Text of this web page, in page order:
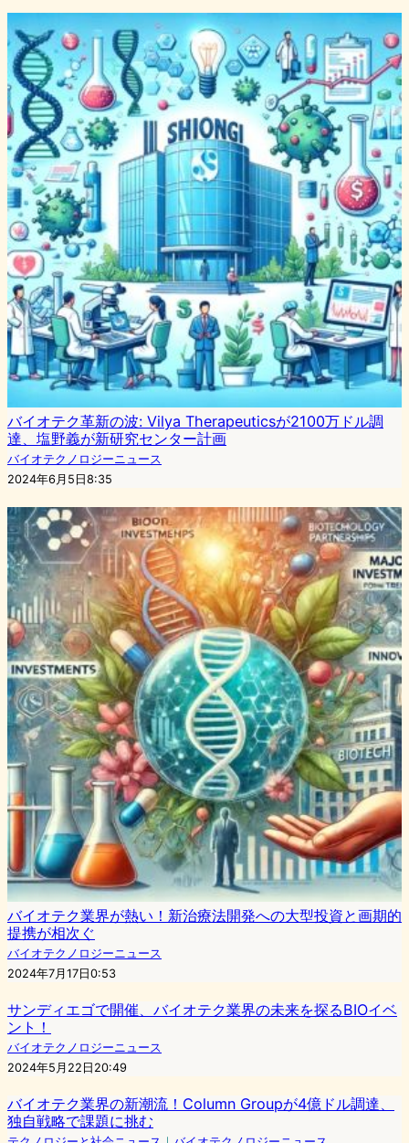
バイオテク革新の波: Vilya Therapeuticsが2100万ドル調
達、塩野義が新研究センター計画
バイオテクノロジーニュース
2024年6月5日8:35
バイオテク業界が熱い！新治療法開発への大型投資と画期的
提携が相次ぐ
バイオテクノロジーニュース
2024年7月17日0:53
サンディエゴで開催、バイオテク業界の未来を探るBIOイベ
ント！
バイオテクノロジーニュース
2024年5月22日20:49
バイオテク業界の新潮流！Column Groupが4億ドル調達、
独自戦略で課題に挑む